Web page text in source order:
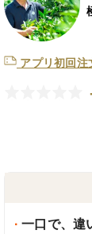
アプリ初回注
一口で、違